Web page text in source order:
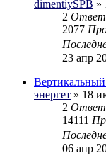
dimentiySPB »
2
2077
23 апр
энергет » 18
2
14111
06 апр